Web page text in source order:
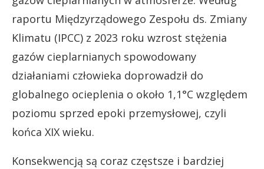
raportu Międzyrządowego Zespołu ds. Zmiany
Klimatu (IPCC) z 2023 roku wzrost stężenia
gazów cieplarnianych spowodowany
działaniami człowieka doprowadził do
globalnego ocieplenia o około 1,1°C względem
poziomu sprzed epoki przemysłowej, czyli
końca XIX wieku.
Konsekwencją są coraz częstsze i bardziej